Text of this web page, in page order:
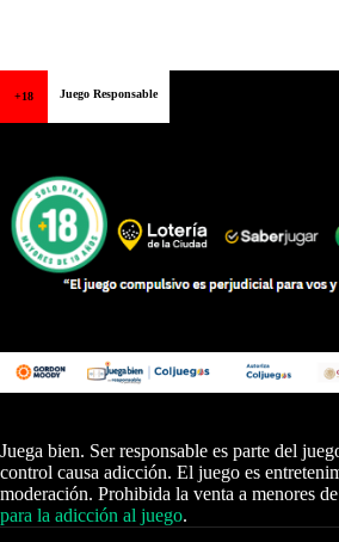
+18 Juego Responsable
Juega bien. Ser responsable es parte del
control causa adicción. El juego es
moderación. Prohibida la venta a menores
para la adicción al juego.